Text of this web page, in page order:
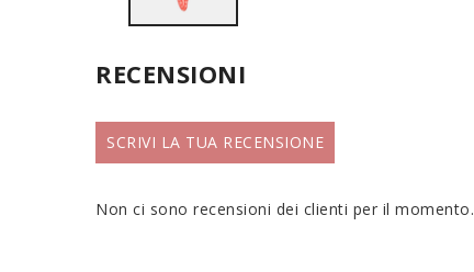
RECENSIONI
SCRIVI LA TUA RECENSIONE
Non ci sono recensioni dei clienti per il momento.